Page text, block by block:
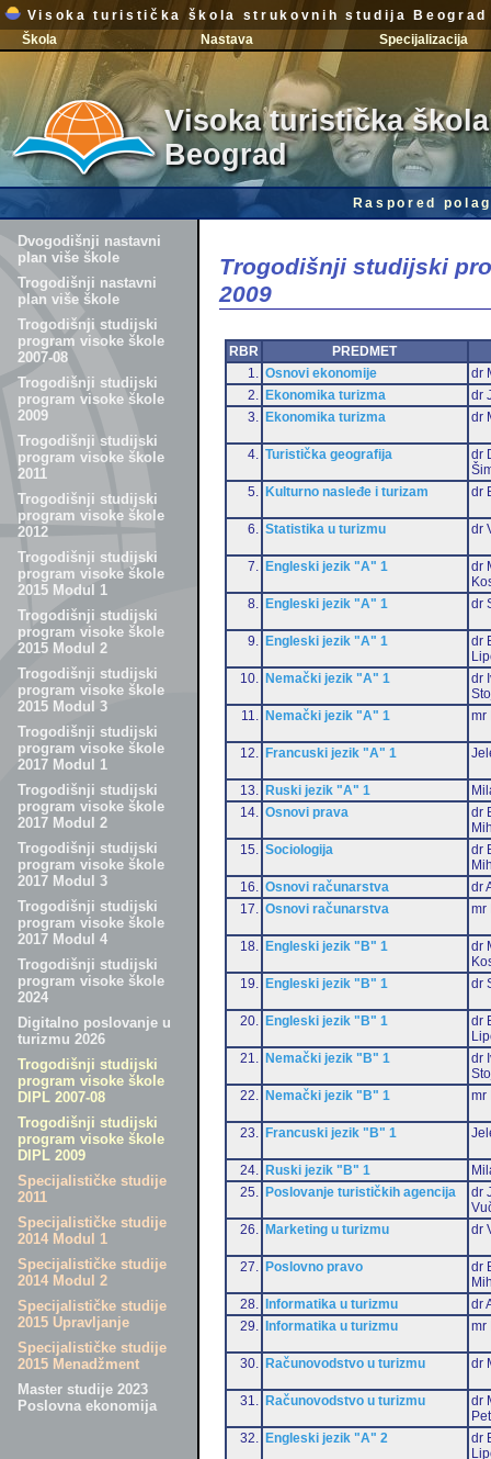
Visoka turistička škola strukovnih studija Beograd
Škola
Nastava Specijalizacija
Visoka turistička
Beograd
Raspored
Dvogodišnji nastavni
plan više škole
Trogodišnji nastavni
plan više škole
Trogodišnji studijski
program visoke škole
2007-08
Trogodišnji studijski
program visoke škole
2009
Trogodišnji studijski
program visoke škole
2011
Trogodišnji studijski
program visoke škole
2012
Trogodišnji studijski
program visoke škole
2015 Modul 1
Trogodišnji studijski
program visoke škole
2015 Modul 2
Trogodišnji studijski
program visoke škole
2015 Modul 3
Trogodišnji studijski
program visoke škole
2017 Modul 1
Trogodišnji studijski
program visoke škole
2017 Modul 2
Trogodišnji studijski
program visoke škole
2017 Modul 3
Trogodišnji studijski
program visoke škole
2017 Modul 4
Trogodišnji studijski
program visoke škole
2024
Digitalno poslovanje u
turizmu 2026
Trogodišnji studijski
program visoke škole
DIPL 2007-08
Trogodišnji studijski
program visoke škole
DIPL 2009
Specijalističke studije
2011
Specijalističke studije
2014 Modul 1
Specijalističke studije
2014 Modul 2
Specijalističke studije
2015 Upravljanje
Specijalističke studije
2015 Menadžment
Master studije 2023
Poslovna ekonomija
Trogodišnji studijski
2009
RBR
PREDMET
1.
Osnovi ekonomije
dr
2.
Ekonomika turizma
dr
3.
Ekonomika turizma dr
4. Turistička geografija
dr
5.
Kulturno nasleđe i turizam dr
6. Statistika u turizmu dr
7. Engleski jezik "A" 1
dr
8.
Engleski jezik "A" 1 dr
9. Engleski jezik "A" 1
dr
10.
Nemački jezik "A" 1
dr
11.
Nemački jezik "A" 1 mr
12. Francuski jezik "A" 1
13. Ruski jezik "A" 1
14.
Osnovi prava
dr
15.
Sociologija
dr
16.
Osnovi računarstva
dr
17.
Osnovi računarstva mr
18. Engleski jezik "B" 1
dr
19.
Engleski jezik "B" 1 dr
20. Engleski jezik "B" 1
dr
21.
Nemački jezik "B" 1
dr
22.
Nemački jezik "B" 1 mr
23. Francuski jezik "B" 1
24. Ruski jezik "B" 1
25.
Poslovanje turističkih agencija
dr
26.
Marketing u turizmu dr
27. Poslovno pravo
dr
28.
Informatika u turizmu
dr
29.
Informatika u turizmu mr
30. Računovodstvo u turizmu dr
31. Računovodstvo u turizmu
dr
32.
Engleski jezik "A" 2
dr